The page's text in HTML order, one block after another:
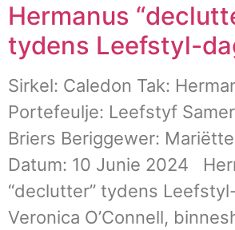
Hermanus
tydens Leefstyl-
Sirkel: Caledon Tak:
Portefeulje: Leefstyf
Briers Beriggewer:
Datum: 10 Junie 2024
“declutter” tydens
Veronica O’Connell,